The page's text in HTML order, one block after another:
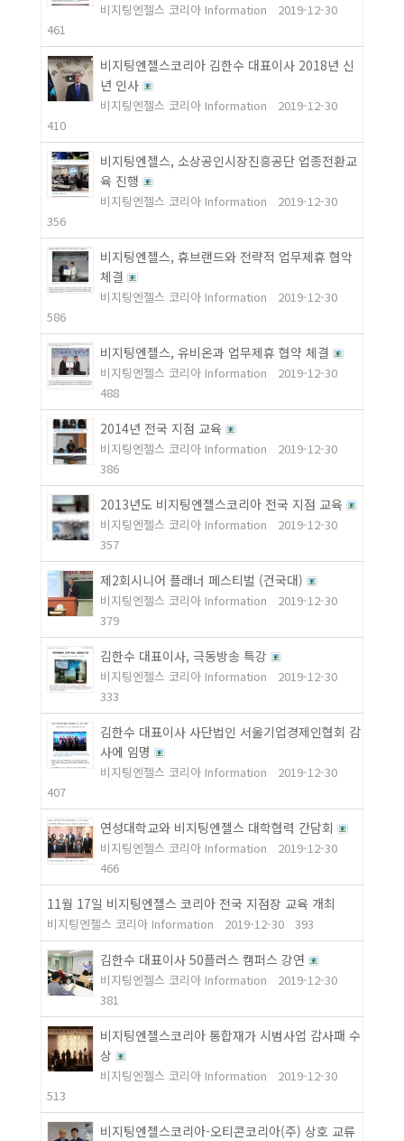
비지팅엔젤스 코리아 Information
2019-12-30
461
비지팅엔젤스코리아 김한수 대표이사 2018년 신
년 인사
비지팅엔젤스 코리아 Information
2019-12-30
410
비지팅엔젤스, 소상공인시장진흥공단 업종전환교
육 진행
비지팅엔젤스 코리아 Information
2019-12-30
356
비지팅엔젤스, 휴브랜드와 전략적 업무제휴 협악
체결
비지팅엔젤스 코리아 Information
2019-12-30
586
비지팅엔젤스, 유비온과 업무제휴 협약 체결
비지팅엔젤스 코리아 Information
2019-12-30
488
2014년 전국 지점 교육
비지팅엔젤스 코리아 Information
2019-12-30
386
2013년도 비지팅엔젤스코리아 전국 지점 교육
비지팅엔젤스 코리아 Information
2019-12-30
357
제2회시니어 플래너 페스티벌 (건국대)
비지팅엔젤스 코리아 Information
2019-12-30
379
김한수 대표이사, 극동방송 특강
비지팅엔젤스 코리아 Information
2019-12-30
333
김한수 대표이사 사단법인 서울기업경제인협회 감
사에 임명
비지팅엔젤스 코리아 Information
2019-12-30
407
연성대학교와 비지팅엔젤스 대학협력 간담회
비지팅엔젤스 코리아 Information
2019-12-30
466
11월 17일 비지팅엔젤스 코리아 전국 지점장 교육 개최
비지팅엔젤스 코리아 Information 2019-12-30 393
김한수 대표이사 50플러스 캠퍼스 강연
비지팅엔젤스 코리아 Information
2019-12-30
381
비지팅엔젤스코리아 통합재가 시범사업 감사패 수
상
비지팅엔젤스 코리아 Information
2019-12-30
513
비지팅엔젤스코리아-오티콘코리아(주) 상호 교류